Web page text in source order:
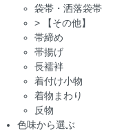
袋帯・洒落袋帯
>
【その他】
帯締め
帯揚げ
長襦袢
着付け小物
着物まわり
反物
色味から選ぶ